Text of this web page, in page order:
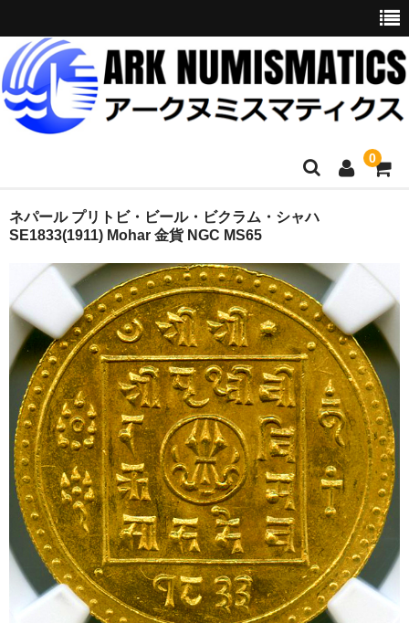
0
ホーム
お問い合わせ
委託販売
購入代行
オークション入札代行
ブログ
会社概要
ネパール プリトビ・ビール・ビクラム・シャハ
SE1833(1911) Mohar 金貨 NGC MS65